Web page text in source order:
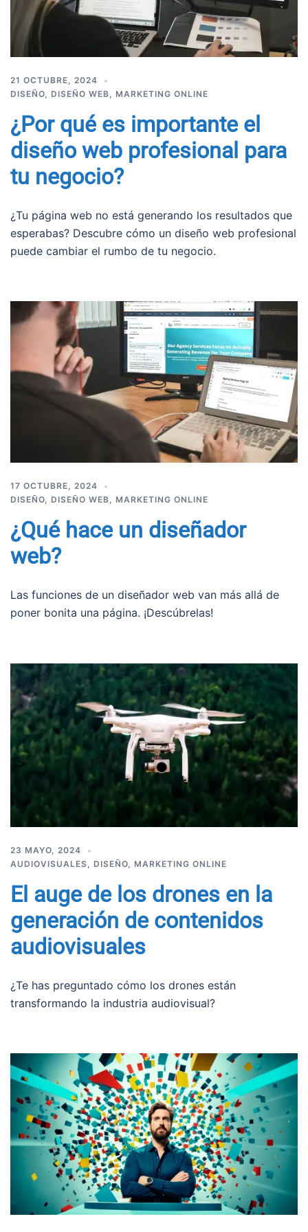
21 OCTUBRE, 2024
DISEÑO, DISEÑO WEB, MARKETING ONLINE
¿Por qué es importante el
diseño web profesional para
tu negocio?
¿Tu página web no está generando los resultados que
esperabas? Descubre cómo un diseño web profesional
puede cambiar el rumbo de tu negocio.
17 OCTUBRE, 2024
DISEÑO, DISEÑO WEB, MARKETING ONLINE
¿Qué hace un diseñador
web?
Las funciones de un diseñador web van más allá de
poner bonita una página. ¡Descúbrelas!
23 MAYO, 2024
AUDIOVISUALES, DISEÑO, MARKETING ONLINE
El auge de los drones en la
generación de contenidos
audiovisuales
¿Te has preguntado cómo los drones están
transformando la industria audiovisual?